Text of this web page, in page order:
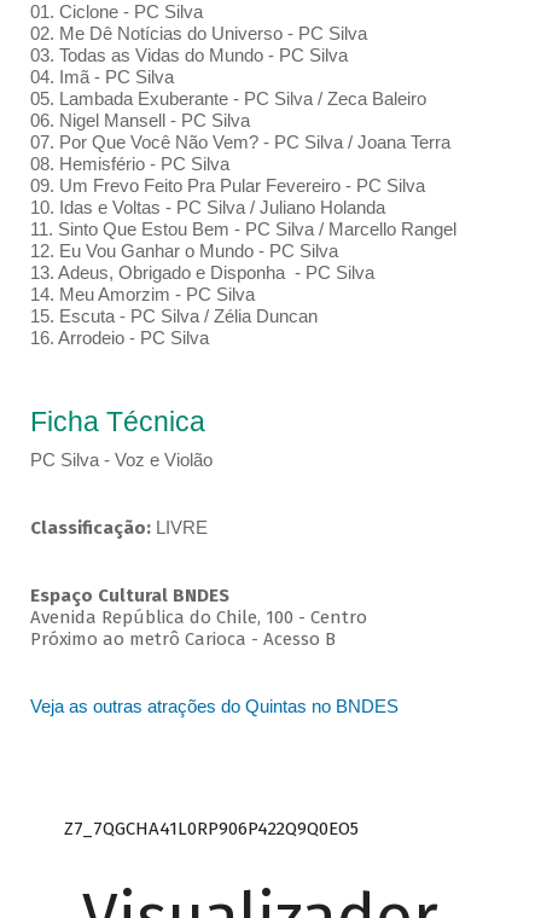
01. Ciclone - PC Silva
02. Me Dê Notícias do Universo - PC Silva
03. Todas as Vidas do Mundo - PC Silva
04. Imã - PC Silva
05. Lambada Exuberante - PC Silva / Zeca Baleiro
06. Nigel Mansell - PC Silva
07. Por Que Você Não Vem? - PC Silva / Joana Terra
08. Hemisfério - PC Silva
09. Um Frevo Feito Pra Pular Fevereiro - PC Silva
10. Idas e Voltas - PC Silva / Juliano Holanda
11. Sinto Que Estou Bem - PC Silva / Marcello Rangel
12. Eu Vou Ganhar o Mundo - PC Silva
13. Adeus, Obrigado e Disponha - PC Silva
14. Meu Amorzim - PC Silva
15. Escuta - PC Silva / Zélia Duncan
16. Arrodeio - PC Silva
Ficha Técnica
PC Silva - Voz e Violão
Classificação: LIVRE
Espaço Cultural BNDES
Avenida República do Chile, 100 - Centro
Próximo ao metrô Carioca - Acesso B
Veja as outras atrações do Quintas no BNDES
Z7_7QGCHA41L0RP906P422Q9Q0EO5